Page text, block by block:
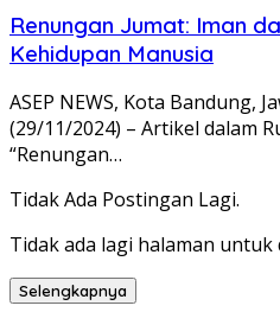
Renungan Jumat: Iman
Kehidupan Manusia
ASEP NEWS, Kota Bandung,
(29/11/2024) – Artikel dalam
“Renungan…
Tidak Ada Postingan Lagi.
Tidak ada lagi halaman untuk
Selengkapnya